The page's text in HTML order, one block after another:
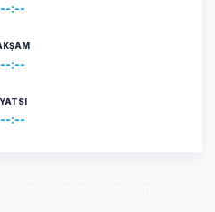
--:--
--:--
YATSI
--:--